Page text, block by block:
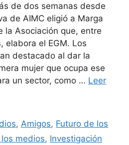
de dos semanas desde
de AIMC eligió a Marga
la Asociación que, entre
elabora el EGM. Los
destacado al dar la
mujer que ocupa ese
un sector, como … Leer
, Amigos, Futuro de los
medios, Investigación